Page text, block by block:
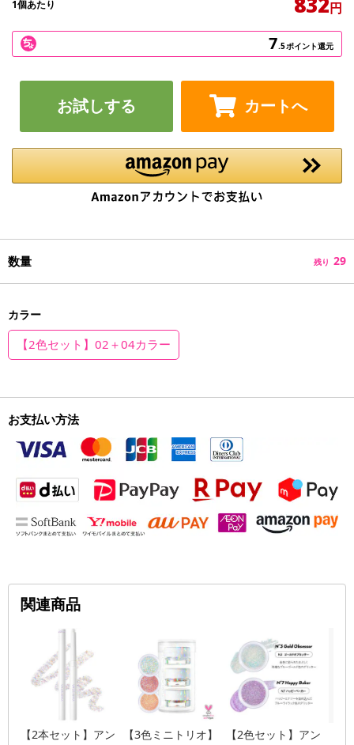
1個あたり 円
7.5ポイント還元
お試しする カートへ
数量 残り 29
カラー
【2色セット】02＋04カラー
お支払い方法
関連商品
【2本セット】アン
【3色ミニトリオ】
【2色セット】アン